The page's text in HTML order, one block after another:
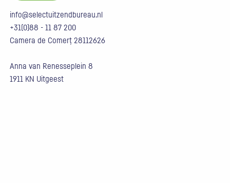
info@selectuitzendbureau.nl
+31(0)88 - 11 87 200
Camera de Comerț 28112626
Anna van Renesseplein 8
1911 KN Uitgeest